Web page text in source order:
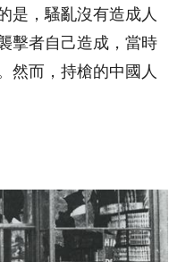
是，騷亂沒有造成人
擊者自己造成，當時
然而，持槍的中國人